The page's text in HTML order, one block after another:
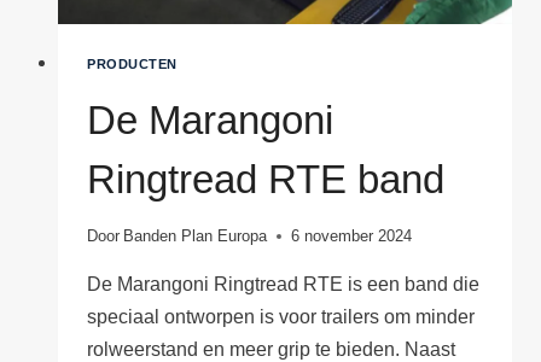
PRODUCTEN
De Marangoni
Ringtread RTE band
Door Banden Plan Europa 6 november 2024
De Marangoni Ringtread RTE is een band die
speciaal ontworpen is voor trailers om minder
rolweerstand en meer grip te bieden. Naast